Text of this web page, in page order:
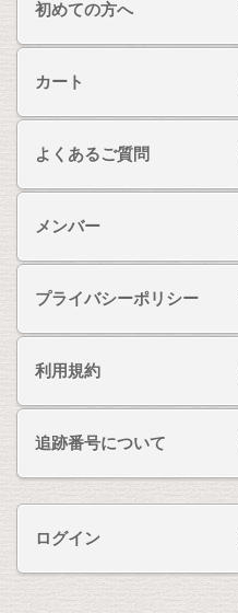
初めての方へ
カート
よくあるご質問
メンバー
プライバシーポリシー
利用規約
追跡番号について
ログイン